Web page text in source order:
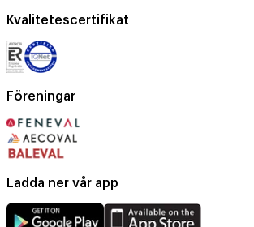
Kvalitetescertifikat
Föreningar
Ladda ner vår app